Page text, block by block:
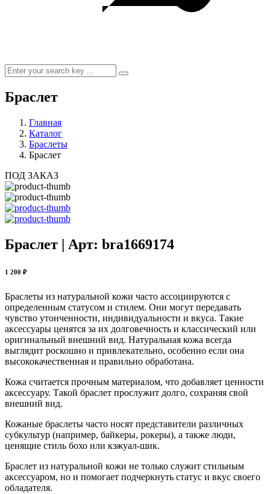
Браслет
Главная
Каталог
Браслеты
Браслет
ПОД ЗАКАЗ
Браслет | Арт: bra1669174
1 200 ₽
Браслеты из натуральной кожи часто ассоциируются с
определенным статусом и стилем. Они могут передавать
чувство утонченности, индивидуальности и вкуса. Такие
аксессуары ценятся за их долговечность и классический или
оригинальный внешний вид. Натуральная кожа всегда
выглядит роскошно и привлекательно, особенно если она
высококачественная и правильно обработана.
Кожа считается прочным материалом, что добавляет ценности
аксессуару. Такой браслет прослужит долго, сохраняя свой
внешний вид.
Кожаные браслеты часто носят представители различных
субкультур (например, байкеры, рокеры), а также люди,
ценящие стиль бохо или кэжуал-шик.
Браслет из натуральной кожи не только служит стильным
аксессуаром, но и помогает подчеркнуть статус и вкус своего
обладателя.